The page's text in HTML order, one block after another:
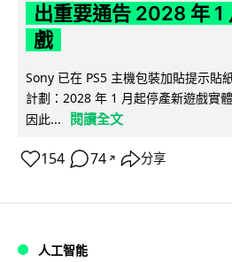
出重要通告 2028 年 1
戲
Sony 已在 PS5 主機包裝加貼提示貼
計劃：2028 年 1 月起停產新遊戲實
因此...
閱讀全文
154 74 ↗ 分享
人工智能